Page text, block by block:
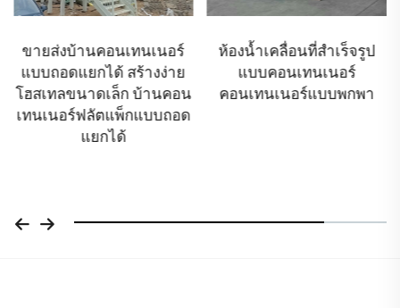
ขายส่งบ้านคอนเทนเนอร์
แบบถอดแยกได้ สร้างง่าย
โฮสเทลขนาดเล็ก บ้านคอน
เทนเนอร์ฟลัตแพ็กแบบถอด
แยกได้
ห้องน้ำเคลื่อนที่สำเร็จรูป
แบบคอนเทนเนอร์
คอนเทนเนอร์แบบพกพา